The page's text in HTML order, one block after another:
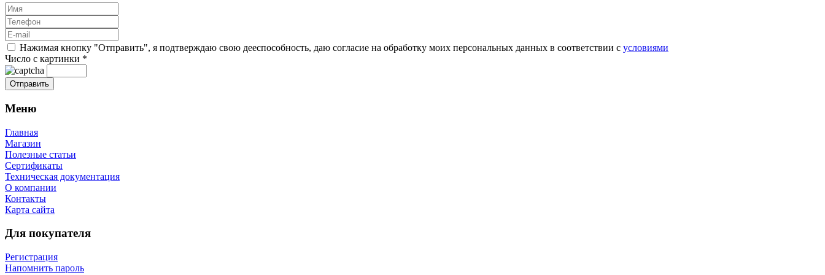
Нажимая кнопку "Отправить", я подтверждаю свою дееспособность, даю согласие на обработку моих персональных данных в соответствии с условиями
Число с картинки *
Меню
Главная
Магазин
Полезные статьи
Сертификаты
Техническая документация
О компании
Контакты
Карта сайта
Для покупателя
Регистрация
Напомнить пароль